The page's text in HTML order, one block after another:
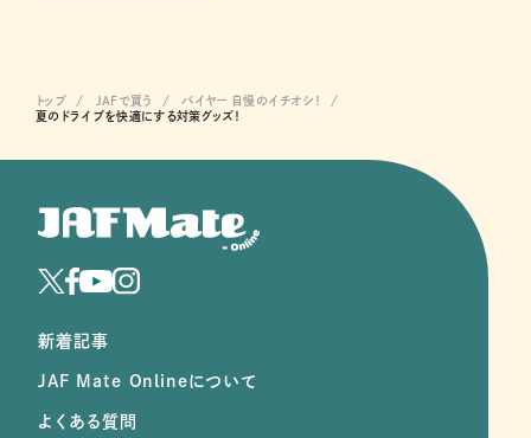
トップ JAFで買う
バイヤー 自慢のイチオシ！
夏のドライブを快適にする対策グッズ！
新着記事
JAF Mate Onlineについて
よくある質問